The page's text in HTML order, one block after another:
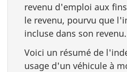
revenu d'emploi aux
le revenu, pourvu que
incluse dans son revenu.
Voici un résumé de
usage d'un véhicule à